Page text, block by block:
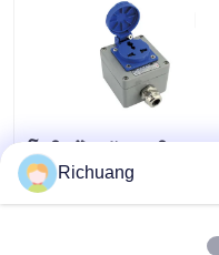
โซกิตป้องกันระเบิด
ภายนอก 220 วอลต์ ห้า
หลุมเปิดเผย ซ่อน 16A
Richuang